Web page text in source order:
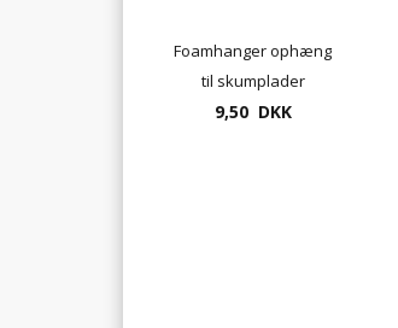
Foamhanger ophæng
til skumplader
9,50 DKK